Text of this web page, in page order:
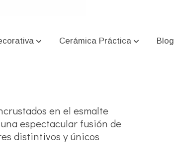
Cerámica Práctica Blog
GLAZES
en el esmalte
espectacular fusión de
distintivos y únicos